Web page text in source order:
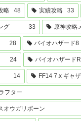
略 48 実績攻略 33
グ 33 原神攻略
28 バイオハザード8
24 バイオハザード
14 FF14 7.x ギャ
フター
オウガリボーン